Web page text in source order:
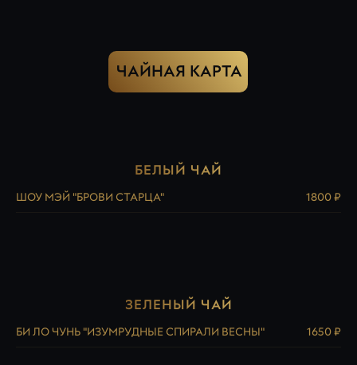
ЧАЙНАЯ КАРТА
БЕЛЫЙ ЧАЙ
ШОУ МЭЙ "БРОВИ СТАРЦА" 1800 ₽
ЗЕЛЕНЫЙ ЧАЙ
БИ ЛО ЧУНЬ "ИЗУМРУДНЫЕ СПИРАЛИ ВЕСНЫ" 1650 ₽